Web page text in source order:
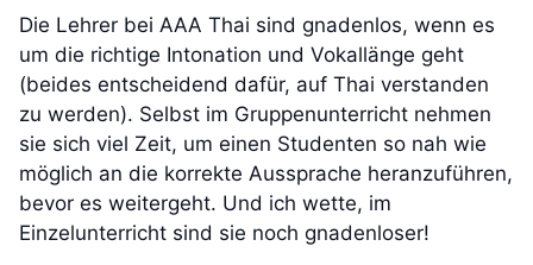
Die Lehrer bei AAA Thai sind gnadenlos, wenn es
um die richtige Intonation und Vokallänge geht
(beides entscheidend dafür, auf Thai verstanden
zu werden). Selbst im Gruppenunterricht nehmen
sie sich viel Zeit, um einen Studenten so nah wie
möglich an die korrekte Aussprache heranzuführen,
bevor es weitergeht. Und ich wette, im
Einzelunterricht sind sie noch gnadenloser!